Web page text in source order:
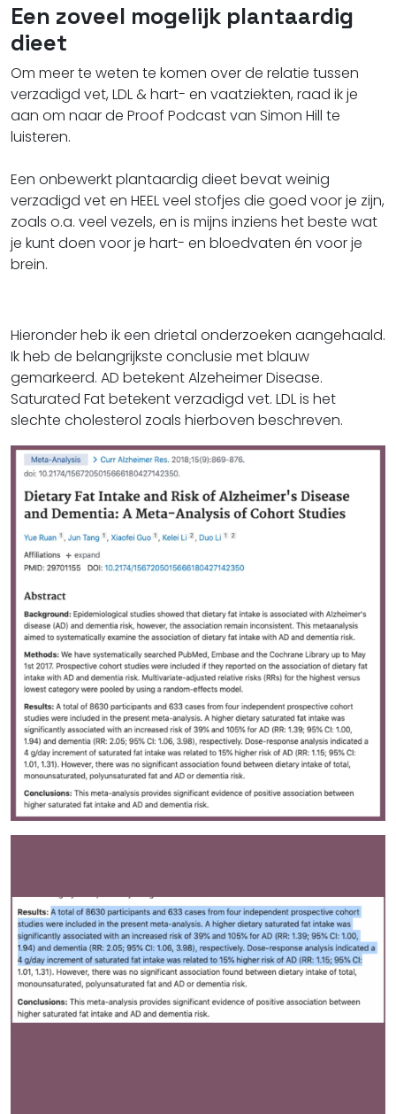
Een zoveel mogelijk plantaardig
dieet
Om meer te weten te komen over de relatie tussen
verzadigd vet, LDL & hart- en vaatziekten, raad ik je
aan om naar de Proof Podcast van Simon Hill te
luisteren.
Een onbewerkt plantaardig dieet bevat weinig
verzadigd vet en HEEL veel stofjes die goed voor je zijn,
zoals o.a. veel vezels, en is mijns inziens het beste wat
je kunt doen voor je hart- en bloedvaten én voor je
brein.
Hieronder heb ik een drietal onderzoeken aangehaald.
Ik heb de belangrijkste conclusie met blauw
gemarkeerd. AD betekent Alzeheimer Disease.
Saturated Fat betekent verzadigd vet. LDL is het
slechte cholesterol zoals hierboven beschreven.